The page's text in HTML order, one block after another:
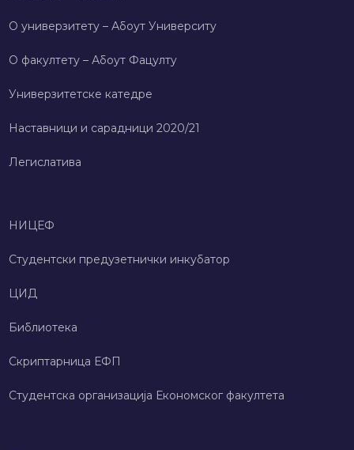
О универзитету – Абоут Университy
О факултету – Абоут Фацултy
Универзитетске катедре
Наставници и сарадници 2020/21
Легислатива
НИЦЕФ
Студентски предузетнички инкубатор
ЦИД
Библиотека
Скриптарница ЕФП
Студентска организација Економског факултета